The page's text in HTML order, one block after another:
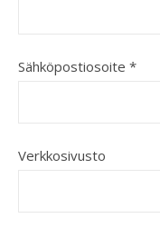
Sähköpostiosoite *
Verkkosivusto